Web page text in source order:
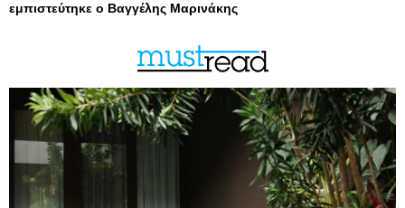
εμπιστεύτηκε ο Βαγγέλης Μαρινάκης